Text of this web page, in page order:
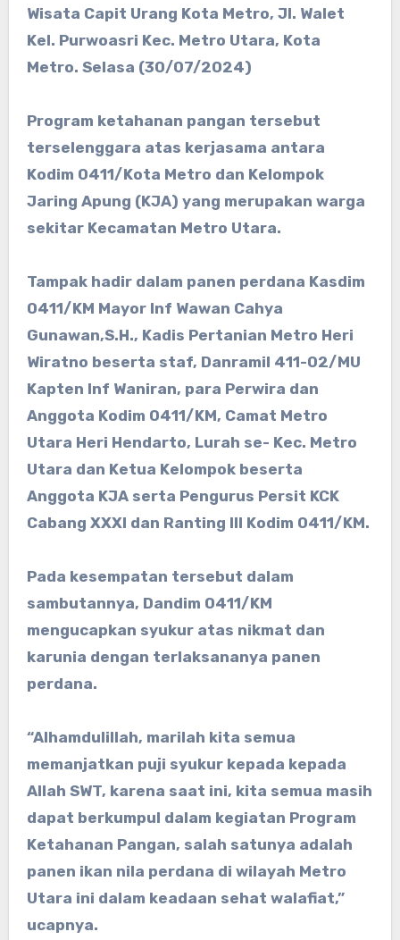
Wisata Capit Urang Kota Metro, Jl. Walet
Kel. Purwoasri Kec. Metro Utara, Kota
Metro. Selasa (30/07/2024)
Program ketahanan pangan tersebut
terselenggara atas kerjasama antara
Kodim 0411/Kota Metro dan Kelompok
Jaring Apung (KJA) yang merupakan warga
sekitar Kecamatan Metro Utara.
Tampak hadir dalam panen perdana Kasdim
0411/KM Mayor Inf Wawan Cahya
Gunawan,S.H., Kadis Pertanian Metro Heri
Wiratno beserta staf, Danramil 411-02/MU
Kapten Inf Waniran, para Perwira dan
Anggota Kodim 0411/KM, Camat Metro
Utara Heri Hendarto, Lurah se- Kec. Metro
Utara dan Ketua Kelompok beserta
Anggota KJA serta Pengurus Persit KCK
Cabang XXXI dan Ranting III Kodim 0411/KM.
Pada kesempatan tersebut dalam
sambutannya, Dandim 0411/KM
mengucapkan syukur atas nikmat dan
karunia dengan terlaksananya panen
perdana.
“Alhamdulillah, marilah kita semua
memanjatkan puji syukur kepada kepada
Allah SWT, karena saat ini, kita semua masih
dapat berkumpul dalam kegiatan Program
Ketahanan Pangan, salah satunya adalah
panen ikan nila perdana di wilayah Metro
Utara ini dalam keadaan sehat walafiat,”
ucapnya.